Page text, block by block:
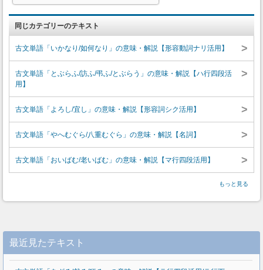
同じカテゴリーのテキスト
古文単語「いかなり/如何なり」の意味・解説【形容動詞ナリ活用】 >
古文単語「とぶらふ/訪ふ/弔ふ/とぶらう」の意味・解説【ハ行四段活
用】
>
古文単語「よろし/宜し」の意味・解説【形容詞シク活用】 >
古文単語「やへむぐら/八重むぐら」の意味・解説【名詞】 >
古文単語「おいばむ/老いばむ」の意味・解説【マ行四段活用】 >
もっと見る
最近見たテキスト